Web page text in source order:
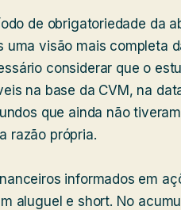
de obrigatoriedade da
uma visão mais completa
considerar que o
na base da CVM, na
que ainda não
razão própria.
informados em
aluguel e short. No